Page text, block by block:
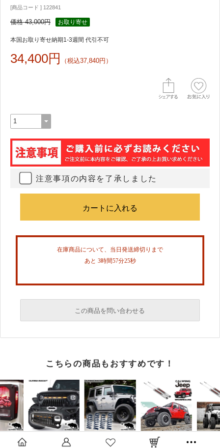
[商品コード ] 122841
価格 43,000円 お取り寄せ
本国お取り寄せ納期1-3週間 代引不可
34,400円 （税込37,840円）
注意事項の内容を了承しました
在庫商品について、当日発送締切りまで
あと 3時間57分25秒
この商品を問い合わせる
必須
こちらの商品もおすすめです！